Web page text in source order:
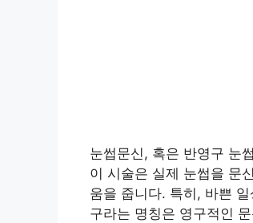
눈썹문신, 혹은 반영구 눈
이 시술은 실제 눈썹을 문
움을 줍니다. 특히, 바쁜
구라는 명칭은 영구적인